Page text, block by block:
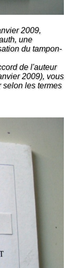
2009,
une
du tampon-
de l'auteur
2009), vous
selon les termes